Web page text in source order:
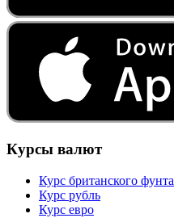
Курсы валют
Курс британского фунта
Курс рубль
Курс евро